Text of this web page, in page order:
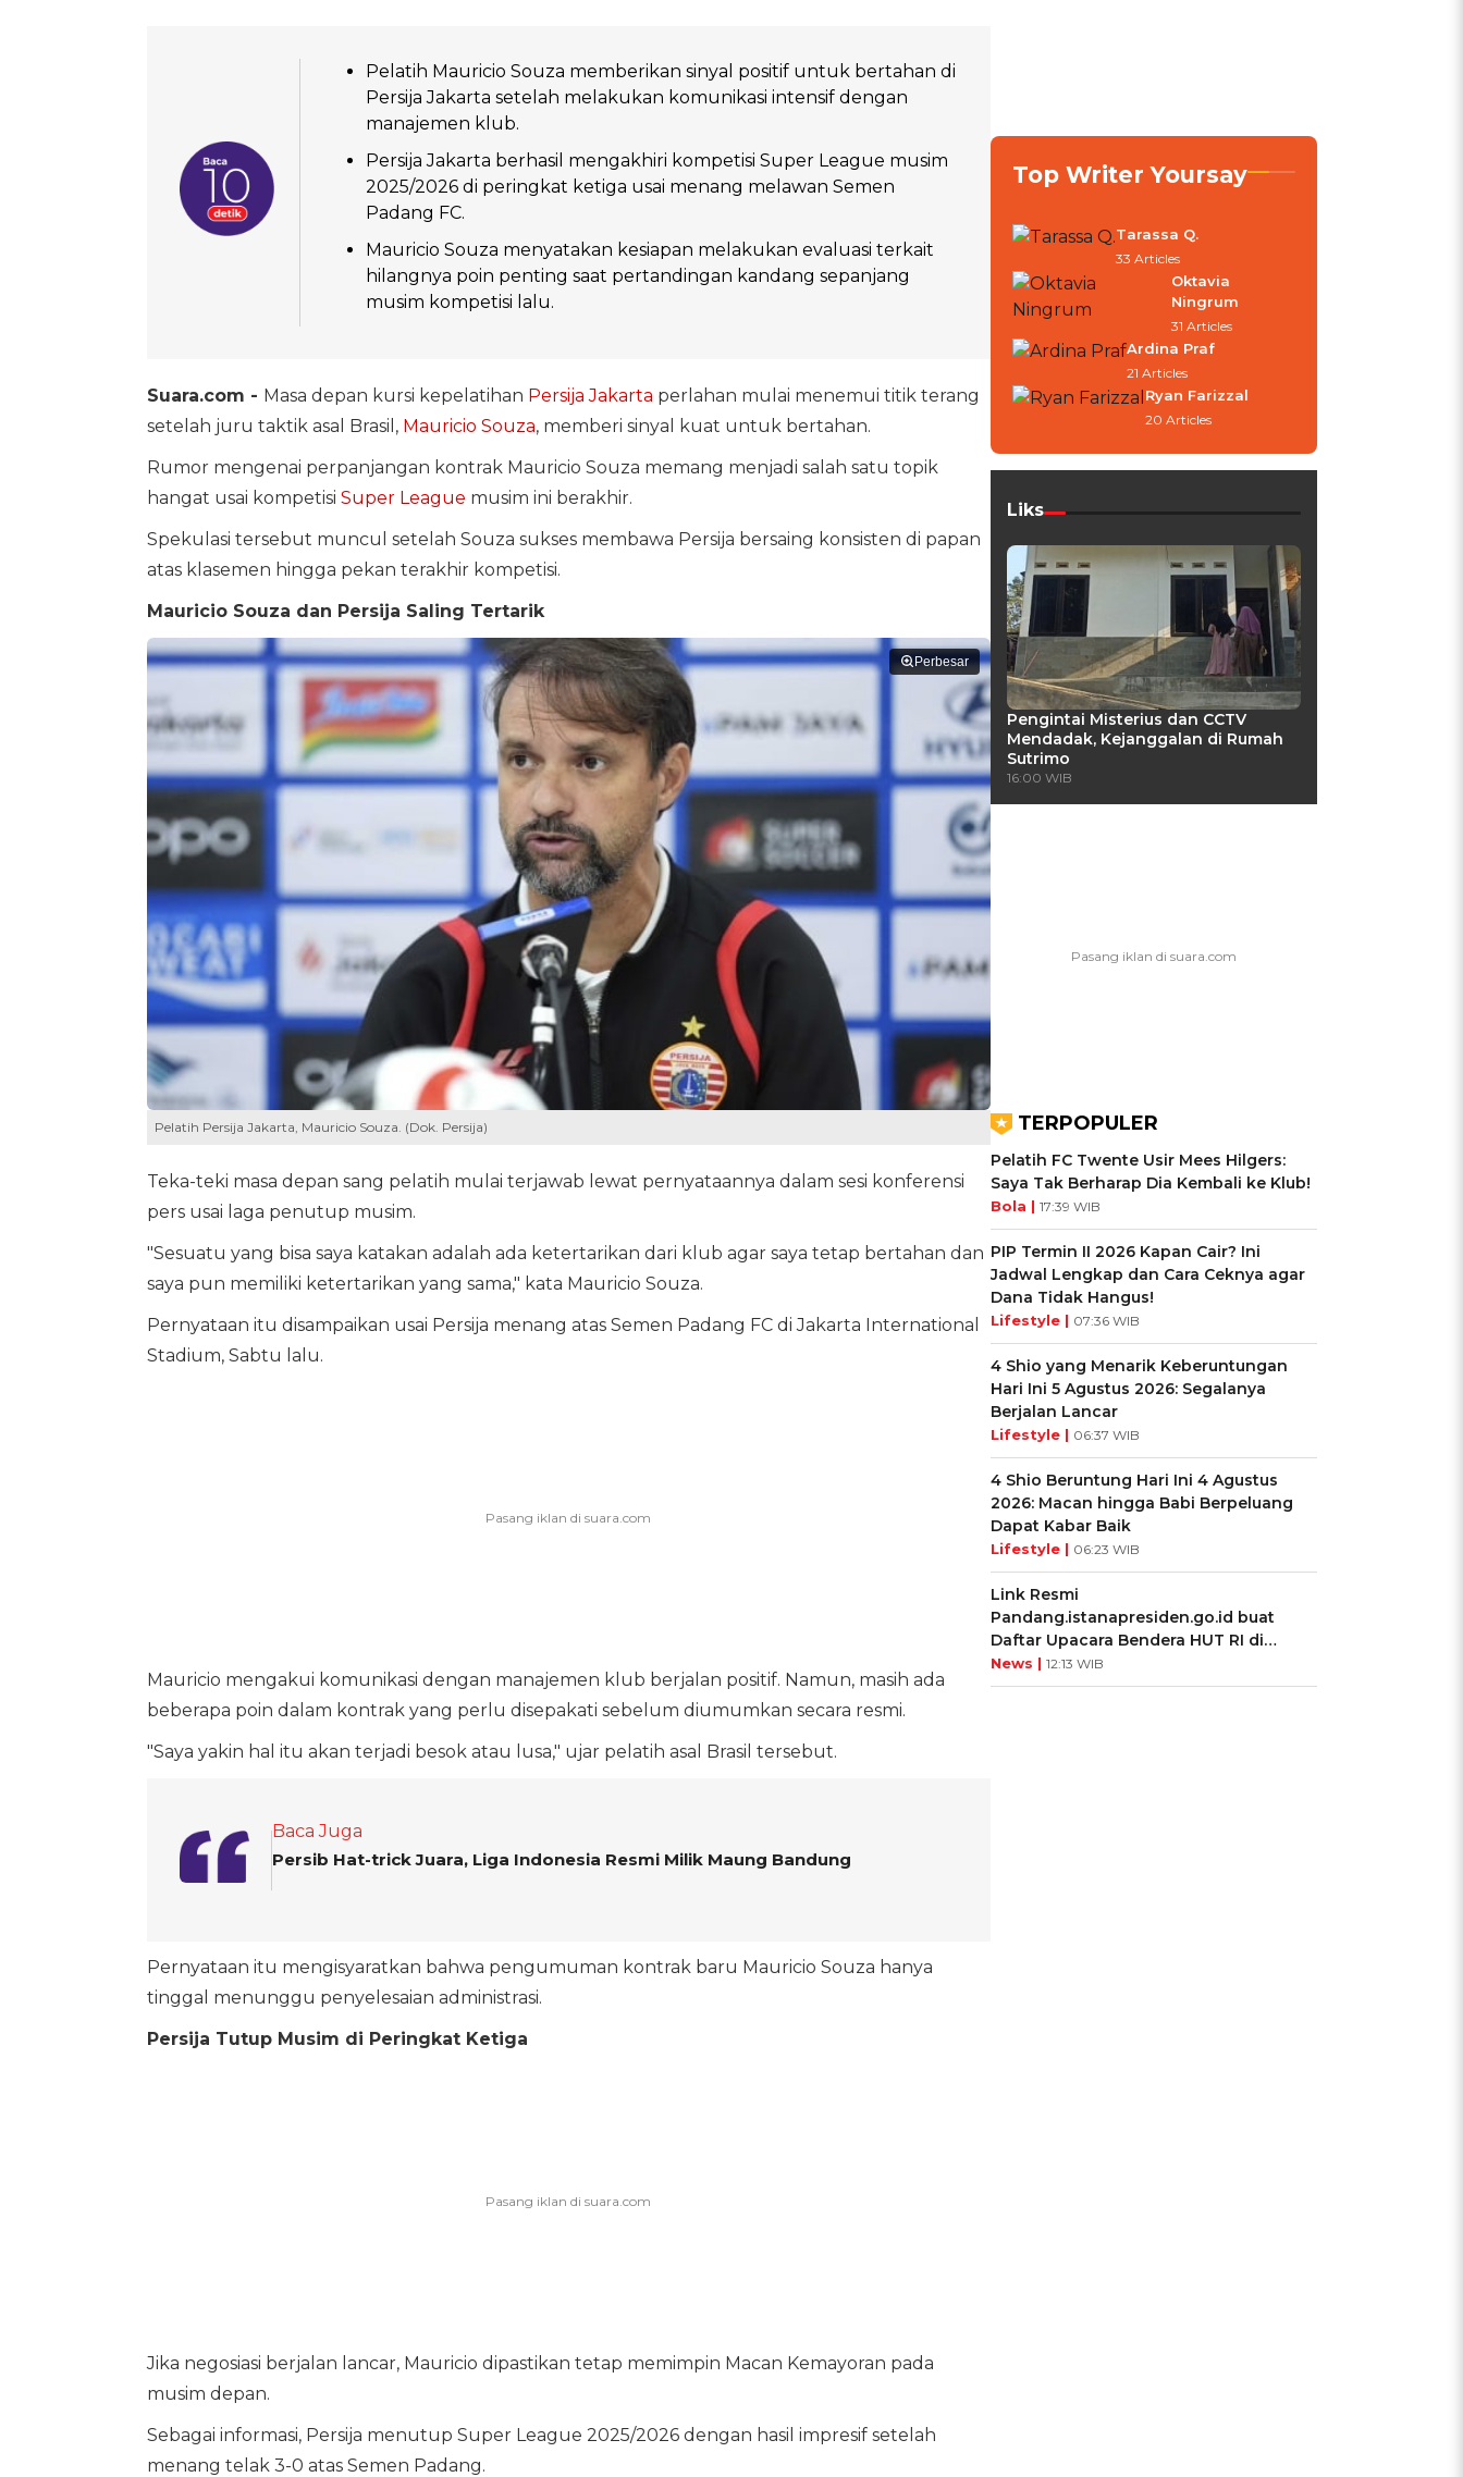
Pelatih Mauricio Souza memberikan sinyal positif untuk bertahan di
Persija Jakarta setelah melakukan komunikasi intensif dengan
manajemen klub.
Persija Jakarta berhasil mengakhiri kompetisi Super League musim
2025/2026 di peringkat ketiga usai menang melawan Semen
Padang FC.
Mauricio Souza menyatakan kesiapan melakukan evaluasi terkait
hilangnya poin penting saat pertandingan kandang sepanjang
musim kompetisi lalu.
Suara.com - Masa depan kursi kepelatihan Persija Jakarta perlahan mulai menemui titik terang
setelah juru taktik asal Brasil, Mauricio Souza, memberi sinyal kuat untuk bertahan.
Rumor mengenai perpanjangan kontrak Mauricio Souza memang menjadi salah satu topik
hangat usai kompetisi Super League musim ini berakhir.
Spekulasi tersebut muncul setelah Souza sukses membawa Persija bersaing konsisten di papan
atas klasemen hingga pekan terakhir kompetisi.
Mauricio Souza dan Persija Saling Tertarik
Perbesar
Pelatih Persija Jakarta, Mauricio Souza. (Dok. Persija)
Teka-teki masa depan sang pelatih mulai terjawab lewat pernyataannya dalam sesi konferensi
pers usai laga penutup musim.
"Sesuatu yang bisa saya katakan adalah ada ketertarikan dari klub agar saya tetap bertahan dan
saya pun memiliki ketertarikan yang sama," kata Mauricio Souza.
Pernyataan itu disampaikan usai Persija menang atas Semen Padang FC di Jakarta International
Stadium, Sabtu lalu.
Mauricio mengakui komunikasi dengan manajemen klub berjalan positif. Namun, masih ada
beberapa poin dalam kontrak yang perlu disepakati sebelum diumumkan secara resmi.
"Saya yakin hal itu akan terjadi besok atau lusa," ujar pelatih asal Brasil tersebut.
Baca Juga
Persib Hat-trick Juara, Liga Indonesia Resmi Milik Maung Bandung
Pernyataan itu mengisyaratkan bahwa pengumuman kontrak baru Mauricio Souza hanya
tinggal menunggu penyelesaian administrasi.
Persija Tutup Musim di Peringkat Ketiga
Jika negosiasi berjalan lancar, Mauricio dipastikan tetap memimpin Macan Kemayoran pada
musim depan.
Sebagai informasi, Persija menutup Super League 2025/2026 dengan hasil impresif setelah
menang telak 3-0 atas Semen Padang.
Top Writer Yoursay
Tarassa Q.
33 Articles
Oktavia
Ningrum
31 Articles
Ardina Praf
21 Articles
Ryan Farizzal
20 Articles
Liks
Pengintai Misterius dan CCTV
Mendadak, Kejanggalan di Rumah
Sutrimo
16:00 WIB
TERPOPULER
Pelatih FC Twente Usir Mees Hilgers:
Saya Tak Berharap Dia Kembali ke Klub!
Bola | 17:39 WIB
PIP Termin II 2026 Kapan Cair? Ini
Jadwal Lengkap dan Cara Ceknya agar
Dana Tidak Hangus!
Lifestyle | 07:36 WIB
4 Shio yang Menarik Keberuntungan
Hari Ini 5 Agustus 2026: Segalanya
Berjalan Lancar
Lifestyle | 06:37 WIB
4 Shio Beruntung Hari Ini 4 Agustus
2026: Macan hingga Babi Berpeluang
Dapat Kabar Baik
Lifestyle | 06:23 WIB
Link Resmi
Pandang.istanapresiden.go.id buat
Daftar Upacara Bendera HUT RI di
Istana Negara
News | 12:13 WIB